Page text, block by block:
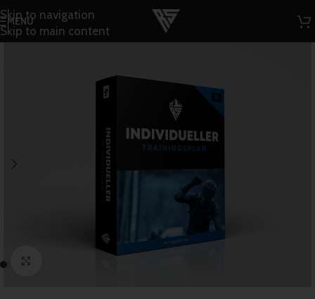
Skip to navigation
Skip to main content
MENÜ